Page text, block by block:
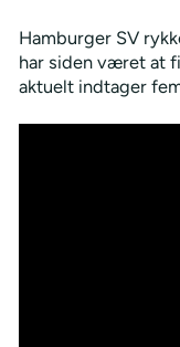
Hamburger SV
har siden været at
aktuelt indtager